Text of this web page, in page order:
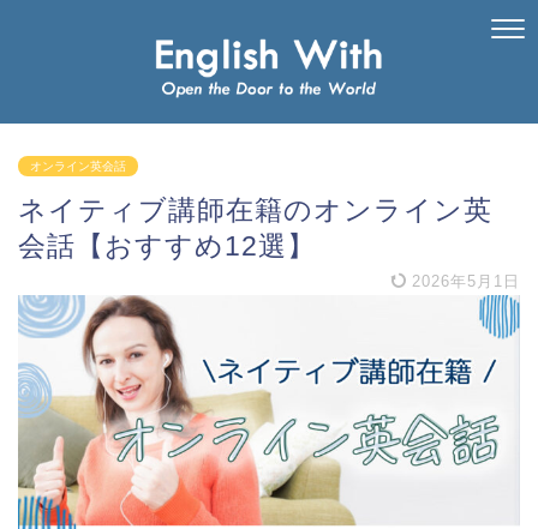
オンライン英会話
ネイティブ講師在籍のオンライン英
会話【おすすめ12選】
2026年5月1日